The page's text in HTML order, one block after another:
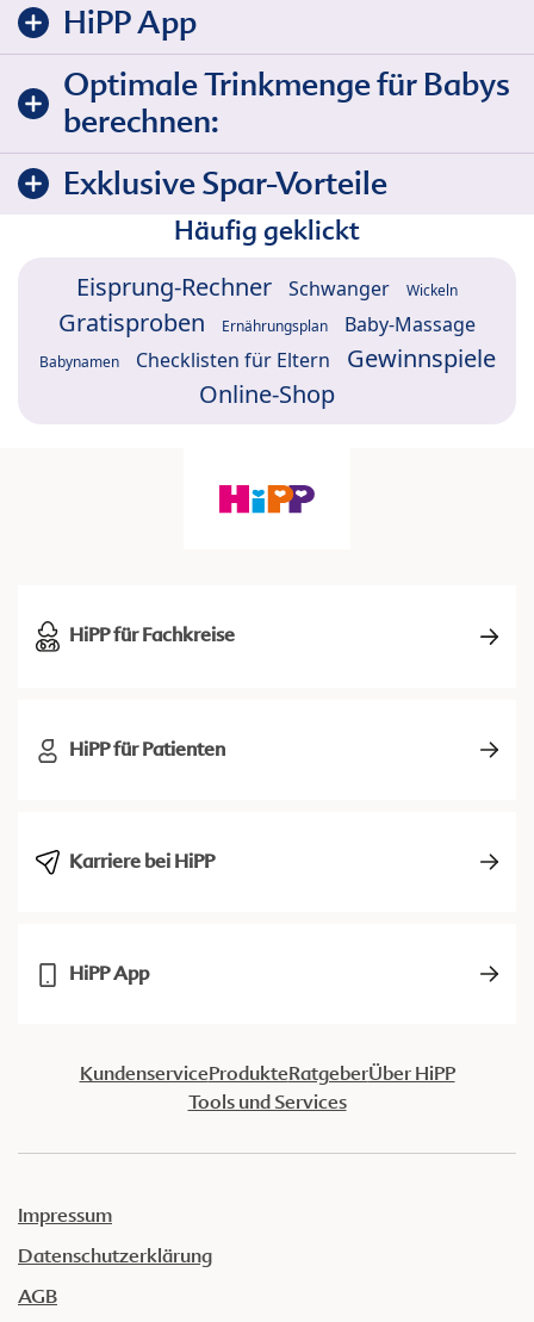
HiPP App
Optimale Trinkmenge für Babys
berechnen:
Exklusive Spar-Vorteile
Häufig geklickt
Eisprung-Rechner Schwanger Wickeln
Gratisproben Ernährungsplan Baby-Massage
Babynamen Checklisten für Eltern
Gewinnspiele
Online-Shop
HiPP für Fachkreise
HiPP für Patienten
Karriere bei HiPP
HiPP App
KundenserviceProdukteRatgeberÜber HiPP
Tools und Services
Impressum
Datenschutzerklärung
AGB